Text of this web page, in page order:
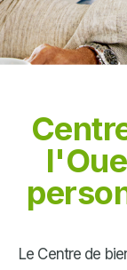
Le Centre de